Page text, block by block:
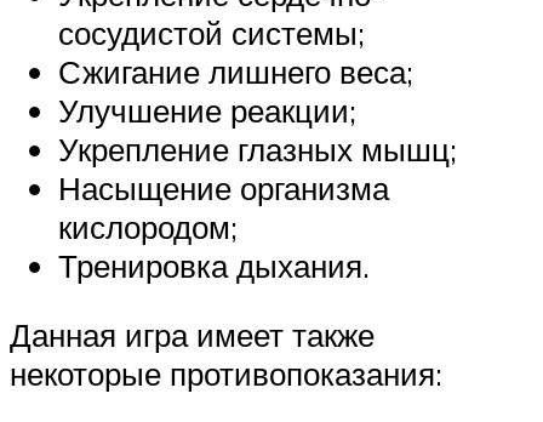
сосудистой системы;
Сжигание лишнего веса;
Улучшение реакции;
Укрепление глазных мышц;
Насыщение организма
кислородом;
Тренировка дыхания.
Данная игра имеет также
некоторые противопоказания: